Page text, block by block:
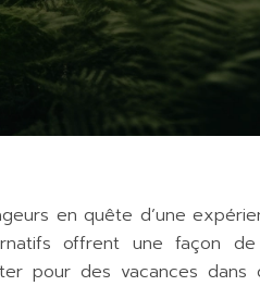
en quête d’une
offrent une façon
pour des vacances dans